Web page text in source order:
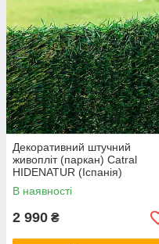
Декоративний штучний
живопліт (паркан) Catral
HIDENATUR (Іспанія)
В наявності
2 990 ₴